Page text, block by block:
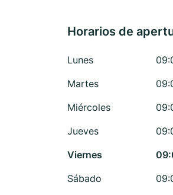
Horarios de
Lunes
Martes
Miércoles
Jueves
Viernes
Sábado